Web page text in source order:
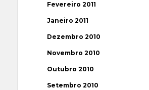
Fevereiro 2011
Janeiro 2011
Dezembro 2010
Novembro 2010
Outubro 2010
Setembro 2010